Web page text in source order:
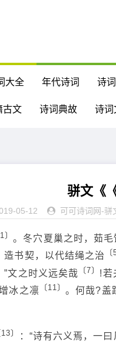
大全 年代诗词 诗
古文 诗词典故 诗词
骈文《
05-12 可可诗词网-骈
〕 。冬穴夏巢之时，茹毛
造书契，以代结绳之治 〔
”文之时义远矣哉 〔7〕 !若
冰之凛 〔11〕 。何哉?盖
13〕
：“诗有六义焉，一